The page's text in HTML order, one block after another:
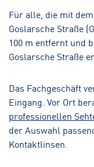
Für alle, die mit
Goslarsche Straße
100 m entfernt und
Goslarsche Straße
Das Fachgeschäft
Eingang. Vor Ort
professionellen
der Auswahl
Kontaktlinsen.